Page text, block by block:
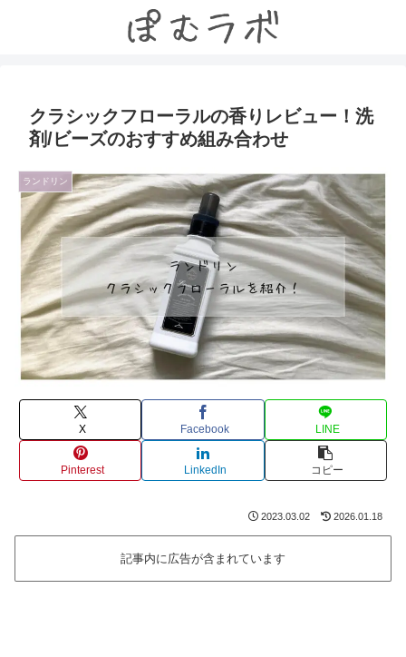
クラシックフローラルの香りレビュー！洗
剤/ビーズのおすすめ組み合わせ
ランドリン
X Facebook LINE
Pinterest LinkedIn コピー
2023.03.02 2026.01.18
記事内に広告が含まれています